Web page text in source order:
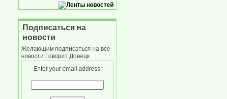
Подписаться на
новости
Желающим подписаться на все
новости Говорит Донецк
Enter your email address: